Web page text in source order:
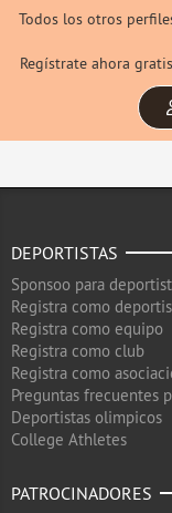
Todos los otros
Regístrate ahora
DEPORTISTAS
Sponsoo para
Registra como
Registra como equipo
Registra como club
Registra como
Preguntas frecuentes
Deportistas olimpicos
College Athletes
PATROCINADORES